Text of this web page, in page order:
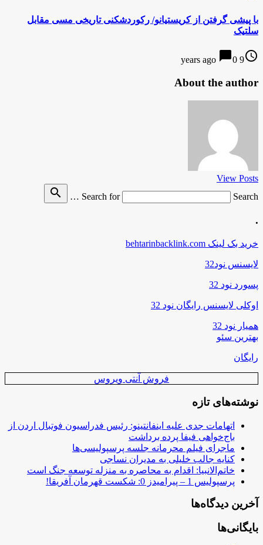
با پیشی گرفتن از کریستیانو/ رکوردشکنی تاریخی مسی مقابل
سلتیک
access_time
9 years ago
chat_bubble0
About the author
View Posts
Search for
Search …
search
.
خرید بک لینک behtarinbacklink.com
لایسنس نود32
پسورد نود 32
اوکلی لایسنس رایگان نود 32
همیار نود 32
بهترین سئو
رایگان
فروش آنتی ویروس
نوشته‌های تازه
اتهامات جدی علیه اینفانتینو: رئیس فدراسیون فوتبال اردن از
باج‌خواهی فیفا پرده برداشت
ماجرای فیلم محرمانه جلسه پرسپولیسی‌ها
کنایه جالب خلیلی به مدیران نساجی
خاتم‌الانبیا: اقدام به محاصره به منزله توسعه جنگ است
پرسپولیس 1 – پیرامیدز 0: شکست قهرمان آفریقا!
آخرین دیدگاه‌ها
بایگانی‌ها